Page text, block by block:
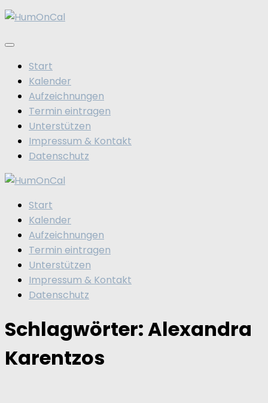
Zum
springen
Start
Kalender
Aufzeichnungen
Termin eintragen
Unterstützen
Impressum & Kontakt
Datenschutz
Start
Kalender
Aufzeichnungen
Termin eintragen
Unterstützen
Impressum & Kontakt
Datenschutz
Schlagwörter:Alexandra
Karentzos